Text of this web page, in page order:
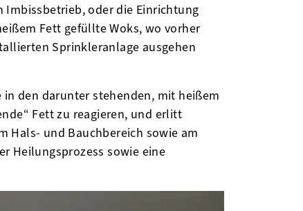
Imbissbetrieb, oder die Einrichtung
Fett gefüllte Woks, wo vorher
Sprinkleranlage ausgehen
den darunter stehenden, mit heißem
Fett zu reagieren, und erlitt
Hals- und Bauchbereich sowie am
Heilungsprozess sowie eine